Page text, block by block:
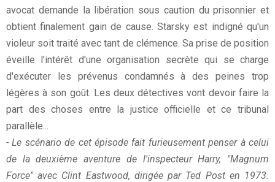
avocat demande la libération sous caution du prisonnier et
obtient finalement gain de cause. Starsky est indigné qu'un
violeur soit traité avec tant de clémence. Sa prise de position
éveille l'intérêt d'une organisation secrète qui se charge
d'exécuter les prévenus condamnés à des peines trop
légères à son goût. Les deux détectives vont devoir faire la
part des choses entre la justice officielle et ce tribunal
parallèle...
- Le scénario de cet épisode fait furieusement penser à celui
de la deuxième aventure de l'inspecteur Harry, "Magnum
Force" avec Clint Eastwood, dirigée par Ted Post en 1973.